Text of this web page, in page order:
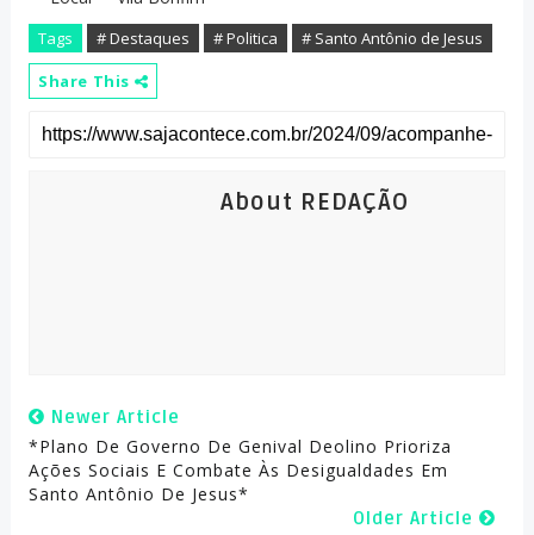
Tags # Destaques # Politica
# Santo Antônio de Jesus
Share This
About REDAÇÃO
Newer Article
*Plano De Governo De Genival Deolino Prioriza
Ações Sociais E Combate Às Desigualdades Em
Santo Antônio De Jesus*
Older Article